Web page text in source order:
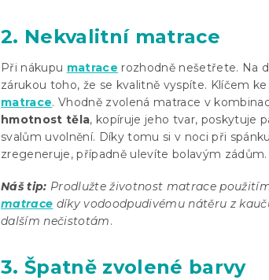
2. Nekvalitní matrace
Při nákupu matrace rozhodně nešetřete. Na
zárukou toho, že se kvalitně vyspíte. Klíčem
matrace. Vhodně zvolená matrace v
hmotnost těla, kopíruje jeho tvar, poskytuje
svalům uvolnění. Díky tomu si v noci při
zregeneruje, případně ulevíte bolavým zádům.
Náš tip: Prodlužte životnost matrace
matrace díky vodoodpudivému nátěru z
dalším nečistotám.
3. Špatně zvolené barvy